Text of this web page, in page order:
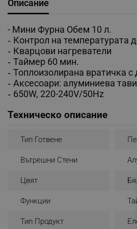
Описание
- Мини Фурна Обем 10 л.
- Контрол на температурата
- Кварцови нагреватели
- Таймер 60 мин.
- Топлоизолирана вратичка с
- Аксесоари: алуминиева
- 650W, 220-240V/50Hz
Техническо описание
Тип Готвене
Вътрешни Стени
Цвят
Функции
Тип Продукт